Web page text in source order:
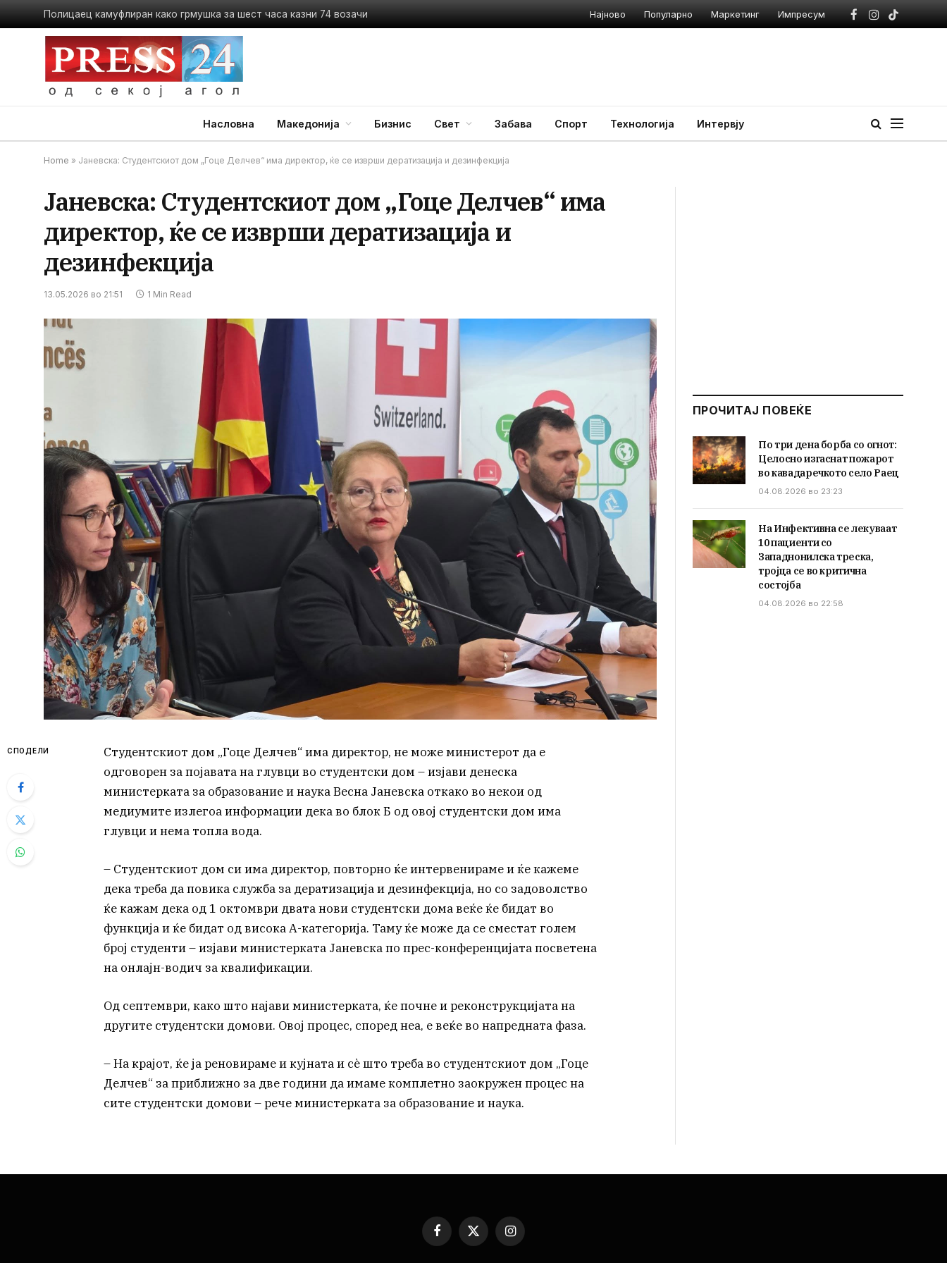
Полицаец камуфлиран како грмушка за шест часа казни 74 возачи Најново Популарно Маркетинг Импресум
Facebook
Instagram
TikTok
Насловна Македонија Бизнис Свет Забава Спорт Технологија Интервју
Home » Јаневска: Студентскиот дом „Гоце Делчев“ има директор, ќе се изврши дератизација и дезинфекција
Јаневска: Студентскиот дом „Гоце Делчев“ има
директор, ќе се изврши дератизација и
дезинфекција
13.05.2026 во 21:51 1 Min Read
СПОДЕЛИ
Студентскиот дом „Гоце Делчев“ има директор, не може министерот да е
одговорен за појавата на глувци во студентски дом – изјави денеска
министерката за образование и наука Весна Јаневска откако во некои од
медиумите излегоа информации дека во блок Б од овој студентски дом има
глувци и нема топла вода.
– Студентскиот дом си има директор, повторно ќе интервенираме и ќе кажеме
дека треба да повика служба за дератизација и дезинфекција, но со задоволство
ќе кажам дека од 1 октомври двата нови студентски дома веќе ќе бидат во
функција и ќе бидат од висока А-категорија. Таму ќе може да се сместат голем
број студенти – изјави министерката Јаневска по прес-конференцијата посветена
на онлајн-водич за квалификации.
Од септември, како што најави министерката, ќе почне и реконструкцијата на
другите студентски домови. Овој процес, според неа, е веќе во напредната фаза.
– На крајот, ќе ја реновираме и кујната и сè што треба во студентскиот дом „Гоце
Делчев“ за приближно за две години да имаме комплетно заокружен процес на
сите студентски домови – рече министерката за образование и наука.
ПРОЧИТАЈ ПОВЕЌЕ
По три дена борба со огнот:
Целосно изгаснат пожарот
во кавадаречкото село Раец
04.08.2026 во 23:23
На Инфективна се лекуваат
10 пациенти со
Западнонилска треска,
тројца се во критична
состојба
04.08.2026 во 22:58
Facebook
X
(Twitter)
Instagram